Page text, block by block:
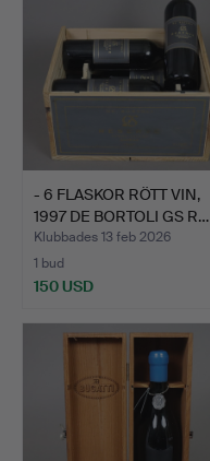
- 6 FLASKOR RÖTT VIN,
1997 DE BORTOLI GS R…
Klubbades 13 feb 2026
1 bud
150 USD